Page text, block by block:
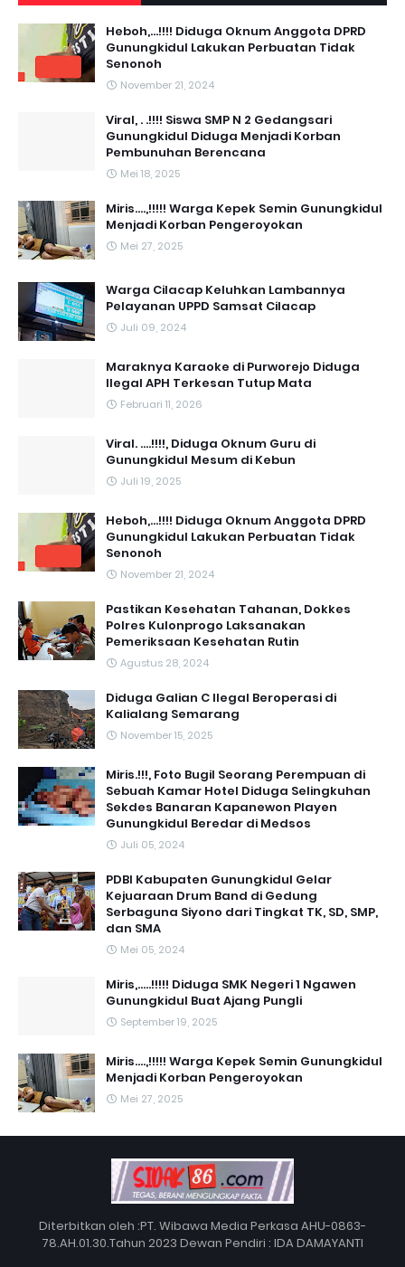
Heboh,...!!!! Diduga Oknum Anggota DPRD
Gunungkidul Lakukan Perbuatan Tidak
Senonoh
November 21, 2024
Viral, . .!!!! Siswa SMP N 2 Gedangsari
Gunungkidul Diduga Menjadi Korban
Pembunuhan Berencana
Mei 18, 2025
Miris....,!!!!! Warga Kepek Semin Gunungkidul
Menjadi Korban Pengeroyokan
Mei 27, 2025
Warga Cilacap Keluhkan Lambannya
Pelayanan UPPD Samsat Cilacap
Juli 09, 2024
Maraknya Karaoke di Purworejo Diduga
Ilegal APH Terkesan Tutup Mata
Februari 11, 2026
Viral. ....!!!!, Diduga Oknum Guru di
Gunungkidul Mesum di Kebun
Juli 19, 2025
Heboh,...!!!! Diduga Oknum Anggota DPRD
Gunungkidul Lakukan Perbuatan Tidak
Senonoh
November 21, 2024
Pastikan Kesehatan Tahanan, Dokkes
Polres Kulonprogo Laksanakan
Pemeriksaan Kesehatan Rutin
Agustus 28, 2024
Diduga Galian C Ilegal Beroperasi di
Kalialang Semarang
November 15, 2025
Miris.!!!, Foto Bugil Seorang Perempuan di
Sebuah Kamar Hotel Diduga Selingkuhan
Sekdes Banaran Kapanewon Playen
Gunungkidul Beredar di Medsos
Juli 05, 2024
PDBI Kabupaten Gunungkidul Gelar
Kejuaraan Drum Band di Gedung
Serbaguna Siyono dari Tingkat TK, SD, SMP,
dan SMA
Mei 05, 2024
Miris,.....!!!!! Diduga SMK Negeri 1 Ngawen
Gunungkidul Buat Ajang Pungli
September 19, 2025
Miris....,!!!!! Warga Kepek Semin Gunungkidul
Menjadi Korban Pengeroyokan
Mei 27, 2025
Diterbitkan oleh :PT. Wibawa Media Perkasa AHU-0863-
78.AH.01.30.Tahun 2023 Dewan Pendiri : IDA DAMAYANTI